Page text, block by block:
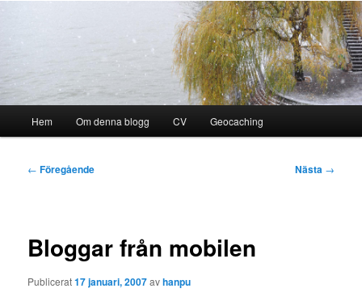
Hem Om denna blogg CV Geocaching
Inläggsnavigering
← Föregående Nästa →
Bloggar från mobilen
Publicerat17 januari, 2007avhanpu